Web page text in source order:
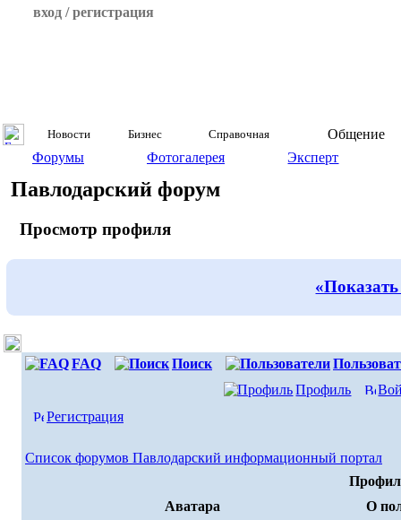
вход / регистрация
Новости Бизнес Справочная
Общение
Форумы
Фотогалерея Эксперт
Павлодарский форум
Просмотр профиля
FAQ Поиск
Профиль
Регистрация
Список форумов Павлодарский информационный портал
Аватара
О